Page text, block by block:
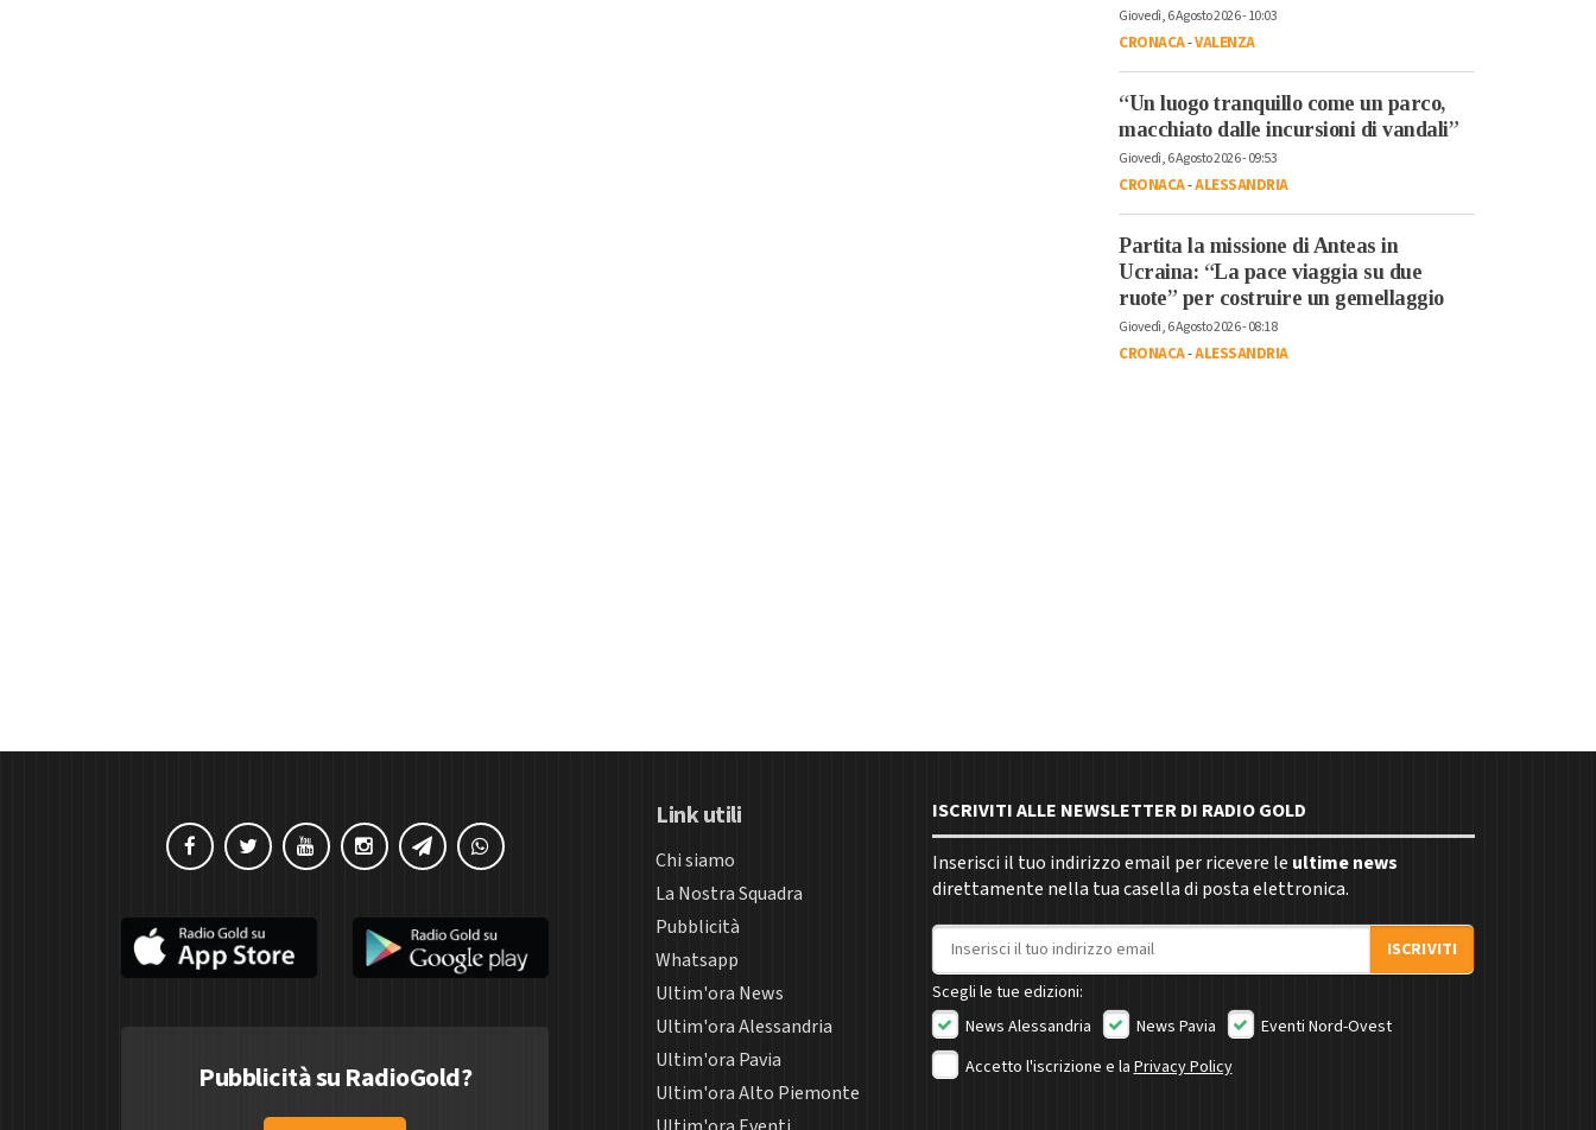
Giovedì, 6 Agosto 2026 - 10:03
CRONACA-VALENZA
“Un luogo tranquillo come un parco,
macchiato dalle incursioni di vandali”
Giovedì, 6 Agosto 2026 - 09:53
CRONACA-ALESSANDRIA
Partita la missione di Anteas in
Ucraina: “La pace viaggia su due
ruote” per costruire un gemellaggio
Giovedì, 6 Agosto 2026 - 08:18
CRONACA-ALESSANDRIA
Pubblicità su RadioGold?
Link utili
Chi siamo
La Nostra Squadra
Pubblicità
Whatsapp
Ultim'ora News
Ultim'ora Alessandria
Ultim'ora Pavia
Ultim'ora Alto Piemonte
ISCRIVITI ALLE NEWSLETTER DI RADIO GOLD
Inserisci il tuo indirizzo email per ricevere le ultime news
direttamente nella tua casella di posta elettronica.
Indirizzo email
ISCRIVITI
Scegli le tue edizioni:
News Alessandria
News Pavia
Eventi Nord-Ovest
Accetto l'iscrizione e la Privacy Policy